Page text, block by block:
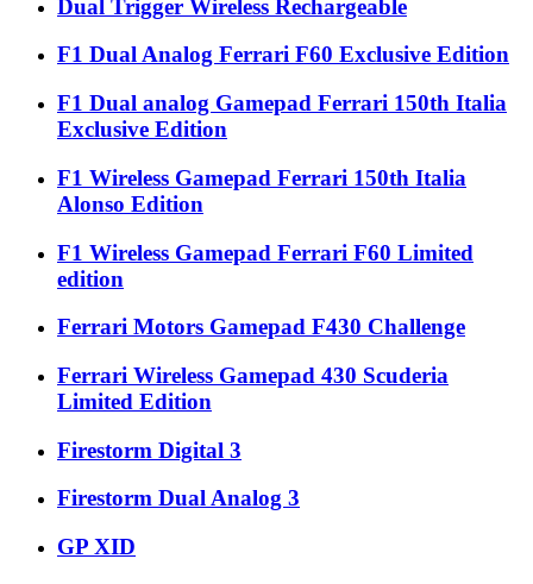
Dual Trigger Wireless Rechargeable
F1 Dual Analog Ferrari F60 Exclusive Edition
F1 Dual analog Gamepad Ferrari 150th Italia
Exclusive Edition
F1 Wireless Gamepad Ferrari 150th Italia
Alonso Edition
F1 Wireless Gamepad Ferrari F60 Limited
edition
Ferrari Motors Gamepad F430 Challenge
Ferrari Wireless Gamepad 430 Scuderia
Limited Edition
Firestorm Digital 3
Firestorm Dual Analog 3
GP XID